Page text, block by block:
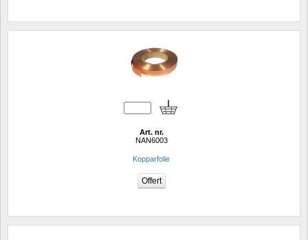
Art. nr.
NAN6003
Kopparfolie